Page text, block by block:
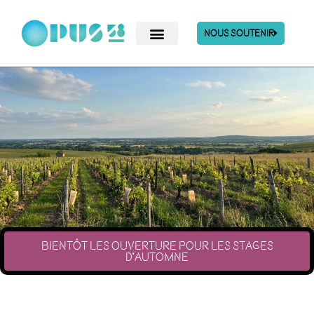
Nous Soutenir
Bientôt les ouverture pour les stages
d'automne